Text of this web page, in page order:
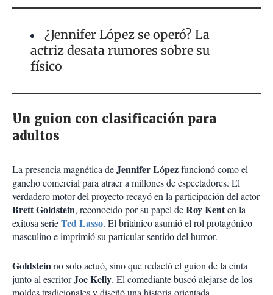
¿Jennifer López se operó? La
actriz desata rumores sobre su
físico
Un guion con clasificación para
adultos
La presencia magnética deJennifer Lópezfuncionó como el
gancho comercial para atraer a millones de espectadores. El
verdadero motor del proyecto recayó en la participación del actor
Brett Goldstein, reconocido por su papel deRoy Kenten la
exitosa serieTed Lasso. El británico asumió el rol protagónico
masculino e imprimió su particular sentido del humor.
Goldsteinno solo actuó, sino que redactó el guion de la cinta
junto al escritorJoe Kelly. El comediante buscó alejarse de los